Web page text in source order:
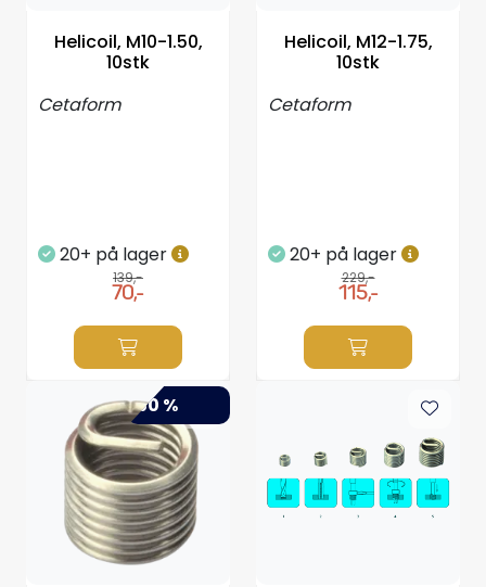
Helicoil, M10-1.50,
10stk
Cetaform
20+ på lager
139,-
70,-
Helicoil, M12-1.75,
10stk
Cetaform
20+ på lager
229,-
115,-
-50 %
Anoder
Brannslukkere
Motordeler
Propeller
Servicesett